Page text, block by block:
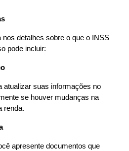
nos detalhes sobre o que o INSS
pode incluir:
atualizar suas informações no
se houver mudanças na
renda.
apresente documentos que